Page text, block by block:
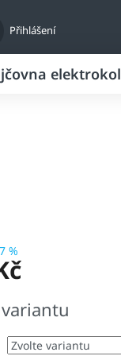
Přihlášení
elektrokol
%